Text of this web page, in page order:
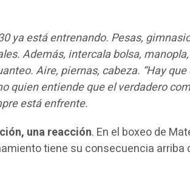
ya está entrenando. Pesas,
Además, intercala bolsa,
Aire, piernas, cabeza. “Hay
quien entiende que el verdadero
está enfrente.
una reacción. En el boxeo de
tiene su consecuencia arriba